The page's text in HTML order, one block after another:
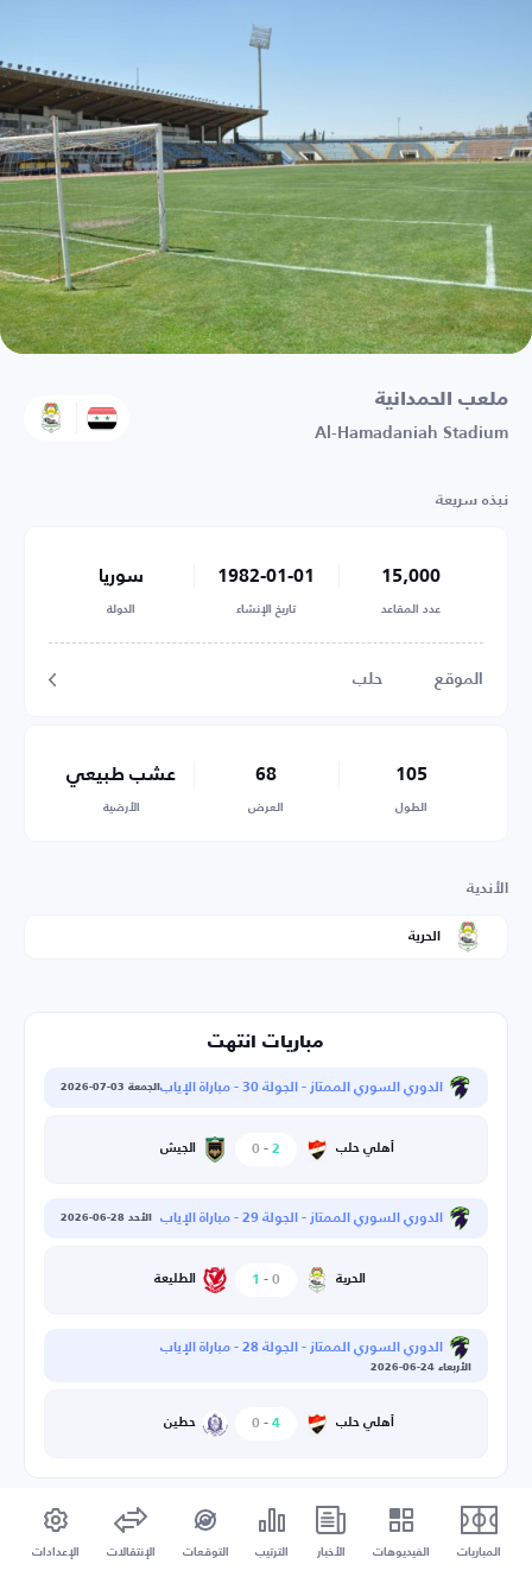
ملعب الحمدانية
Al-Hamadaniah Stadium
نبذه سريعة
15,000
عدد المقاعد
1982-01-01
تاريخ الإنشاء
سوريا
الدولة
الموقع حلب
105
الطول
68
العرض
عشب طبيعي
الأرضية
الأندية
الحرية
مباريات انتهت
الدوري السوري الممتاز - الجولة 30 - مباراة الإياب الجمعة 03-07-2026
أهلي حلب 2
-
0 الجيش
الدوري السوري الممتاز - الجولة 29 - مباراة الإياب الأحد 28-06-2026
الحرية 0
-
1 الطليعة
الدوري السوري الممتاز - الجولة 28 - مباراة الإياب
الأربعاء 24-06-2026
أهلي حلب 4
-
0 حطين
المباريات الفيديوهات الأخبار الترتيب التوقعات الإنتقالات الإعدادات